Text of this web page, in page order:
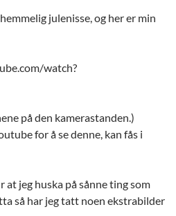
julenisse, og her er min
watch?
på den kamerastanden.)
for å se denne, kan fås i
at jeg huska på sånne ting som
så har jeg tatt noen ekstrabilder